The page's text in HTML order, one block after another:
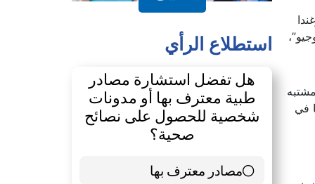
أكتشف
استطلاع الرأي
هل تفضل استشارة مصادر
شخصية للحصول على نصائح